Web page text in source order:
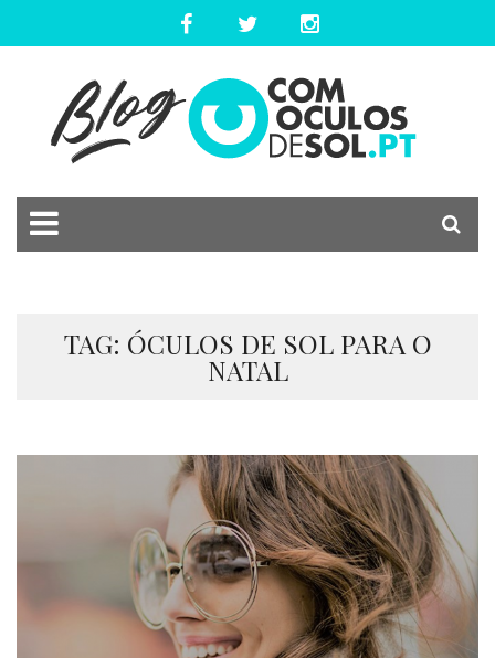
TAG: ÓCULOS DE SOL PARA O
NATAL